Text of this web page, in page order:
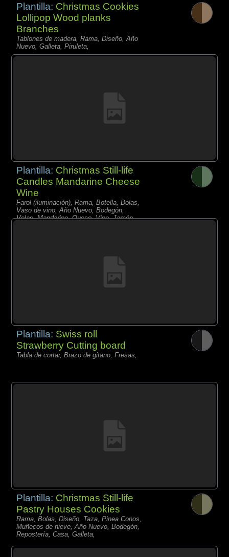
Plantilla: Christmas Cookies
Lollipop Wood planks
Branches
Tablones de madera, Rama, Diseño, Año
Nuevo, Galleta, Piruleta,
Plantilla: Christmas Still-life
Candles Mandarine Cheese
Wine
Farol (iluminación), Rama, Botella, Bolas,
Vaso de vino, Año Nuevo, Bodegón,
Velas, Mandarino, Queso, Vino, Jamón,
Plantilla: Swiss roll
Strawberry Cutting board
Tabla de cortar, Brazo de gitano, Fresas,
Plantilla: Christmas Still-life
Pastry Houses Cookies
Rama, Bolas, Diseño, Taza, Pinea Conos,
Muñecos de nieve, Año Nuevo, Bodegón,
Repostería, Casa, Galleta,